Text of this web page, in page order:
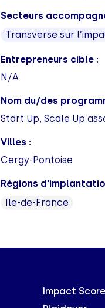
Secteurs
Transverse sur
Entrepreneurs cible :
N/A
Nom du/des
Start Up, Scale Up
Villes :
Cergy-Pontoise
Régions
Ile-de-France
Impact Score